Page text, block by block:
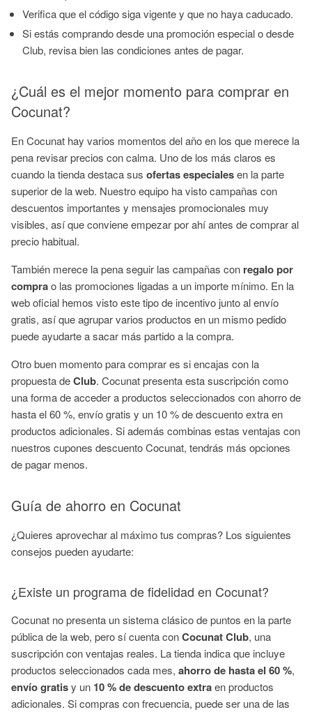
Verifica que el código siga vigente y que no haya caducado.
Si estás comprando desde una promoción especial o desde
Club, revisa bien las condiciones antes de pagar.
¿Cuál es el mejor momento para comprar en
Cocunat?
En Cocunat hay varios momentos del año en los que merece la
pena revisar precios con calma. Uno de los más claros es
cuando la tienda destaca sus ofertas especialesen la parte
superior de la web. Nuestro equipo ha visto campañas con
descuentos importantes y mensajes promocionales muy
visibles, así que conviene empezar por ahí antes de comprar al
precio habitual.
También merece la pena seguir las campañas con regalo por
comprao las promociones ligadas a un importe mínimo. En la
web oficial hemos visto este tipo de incentivo junto al envío
gratis, así que agrupar varios productos en un mismo pedido
puede ayudarte a sacar más partido a la compra.
Otro buen momento para comprar es si encajas con la
propuesta deClub. Cocunat presenta esta suscripción como
una forma de acceder a productos seleccionados con ahorro de
hasta el 60 %, envío gratis y un 10 % de descuento extra en
productos adicionales. Si además combinas estas ventajas con
nuestros cupones descuento Cocunat, tendrás más opciones
de pagar menos.
Guía de ahorro en Cocunat
¿Quieres aprovechar al máximo tus compras? Los siguientes
consejos pueden ayudarte:
¿Existe un programa de fidelidad en Cocunat?
Cocunat no presenta un sistema clásico de puntos en la parte
pública de la web, pero sí cuenta conCocunat Club, una
suscripción con ventajas reales. La tienda indica que incluye
productos seleccionados cada mes, ahorro de hasta el 60 %,
envío gratisy un 10 % de descuento extraen productos
adicionales. Si compras con frecuencia, puede ser una de las